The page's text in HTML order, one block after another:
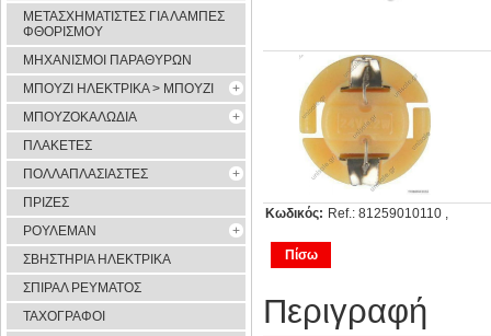
Κωδικός: Ref.: 81259010110 ,
Πίσω
Περιγραφή
ΜΕΤΑΣΧΗΜΑΤΙΣΤΕΣ ΓΙΑ ΛΑΜΠΕΣ
ΦΘΟΡΙΣΜΟΥ
ΜΗΧΑΝΙΣΜΟΙ ΠΑΡΑΘΥΡΩΝ
ΜΠΟΥΖΙ ΗΛΕΚΤΡΙΚΑ > ΜΠΟΥΖΙ
ΜΠΟΥΖΟΚΑΛΩΔΙΑ
ΠΛΑΚΕΤΕΣ
ΠΟΛΛΑΠΛΑΣΙΑΣΤΕΣ
ΠΡΙΖΕΣ
ΡΟΥΛΕΜΑΝ
ΣΒΗΣΤΗΡΙΑ ΗΛΕΚΤΡΙΚΑ
ΣΠΙΡΑΛ ΡΕΥΜΑΤΟΣ
ΤΑΧΟΓΡΑΦΟΙ